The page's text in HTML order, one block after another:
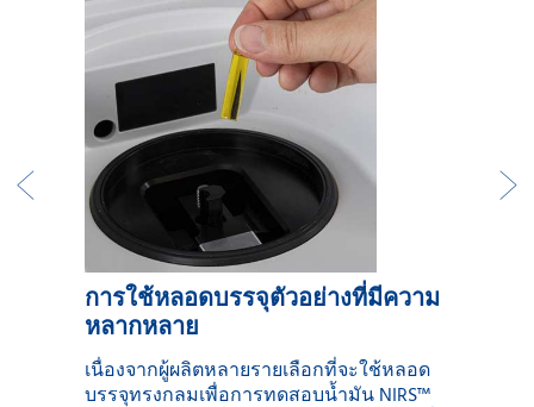
การใช้หลอดบรรจุตัวอย่างที่มีความ
หลากหลาย
เนื่องจากผู้ผลิตหลายรายเลือกที่จะใช้หลอด
บรรจุทรงกลมเพื่อการทดสอบน้ำมัน NIRS™